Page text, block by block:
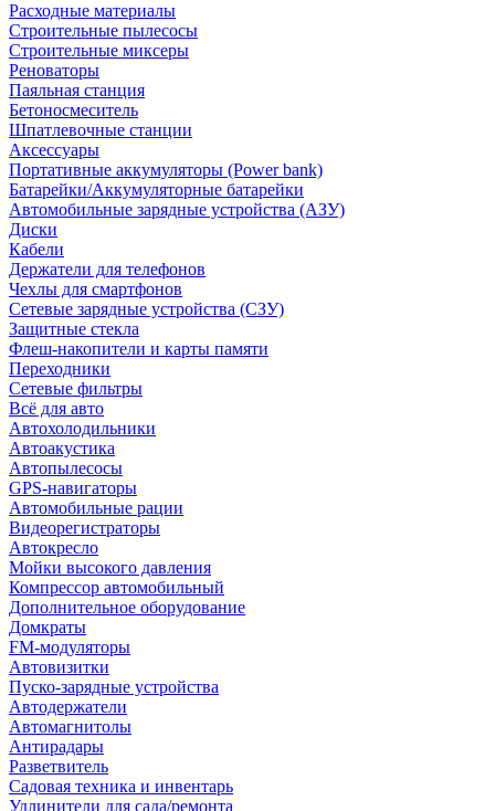
Расходные материалы
Строительные пылесосы
Строительные миксеры
Реноваторы
Паяльная станция
Бетоносмеситель
Шпатлевочные станции
Аксессуары
Портативные аккумуляторы (Power bank)
Батарейки/Аккумуляторные батарейки
Автомобильные зарядные устройства (АЗУ)
Диски
Кабели
Держатели для телефонов
Чехлы для смартфонов
Сетевые зарядные устройства (СЗУ)
Защитные стекла
Флеш-накопители и карты памяти
Переходники
Сетевые фильтры
Всё для авто
Автохолодильники
Автоакустика
Автопылесосы
GPS-навигаторы
Автомобильные рации
Видеорегистраторы
Автокресло
Мойки высокого давления
Компрессор автомобильный
Дополнительное оборудование
Домкраты
FM-модуляторы
Автовизитки
Пуско-зарядные устройства
Автодержатели
Автомагнитолы
Антирадары
Разветвитель
Садовая техника и инвентарь
Удлинители для сада/ремонта